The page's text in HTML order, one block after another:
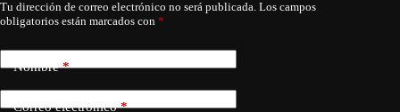
Tu dirección de correo electrónico no será publicada. Los campos
obligatorios están marcados con *
Nombre*
Correo electrónico*